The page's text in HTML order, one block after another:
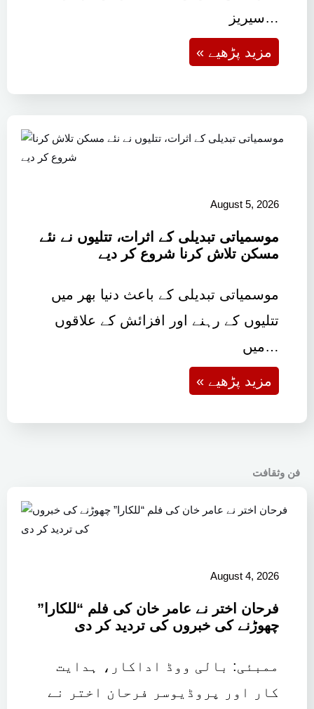
سیریز…
« مزید پڑھیے
August 5, 2026
موسمیاتی تبدیلی کے اثرات، تتلیوں نے نئے
مسکن تلاش کرنا شروع کر دیے
موسمیاتی تبدیلی کے باعث دنیا بھر میں
تتلیوں کے رہنے اور افزائش کے علاقوں
میں…
« مزید پڑھیے
فن وثقافت
August 4, 2026
فرحان اختر نے عامر خان کی فلم “للکارا”
چھوڑنے کی خبروں کی تردید کر دی
ممبئی: بالی ووڈ اداکار، ہدایت
کار اور پروڈیوسر فرحان اختر نے